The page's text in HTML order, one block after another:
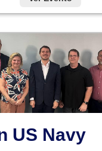
US Navy